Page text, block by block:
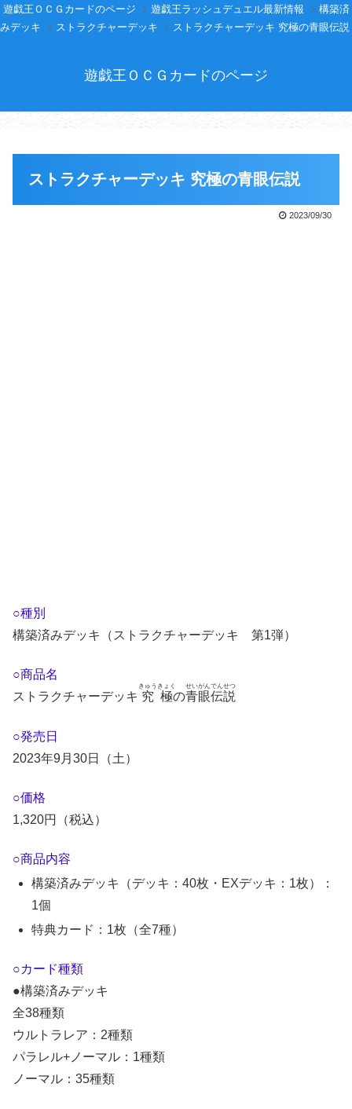
遊戯王ＯＣＧカードのページ 遊戯王ラッシュデュエル最新情報
構築済
みデッキ
ストラクチャーデッキ ストラクチャーデッキ 究極の青眼伝説
遊戯王ＯＣＧカードのページ
ストラクチャーデッキ 究極の青眼伝説
2023/09/30
○種別
構築済みデッキ（ストラクチャーデッキ 第1弾）
○商品名
ストラクチャーデッキ 究極
きゅうきょく
の青眼伝説
せいがんでんせつ
○発売日
2023年9月30日（土）
○価格
1,320円（税込）
○商品内容
構築済みデッキ（デッキ：40枚・EXデッキ：1枚）：
1個
特典カード：1枚（全7種）
○カード種類
●構築済みデッキ
全38種類
ウルトラレア：2種類
パラレル+ノーマル：1種類
ノーマル：35種類